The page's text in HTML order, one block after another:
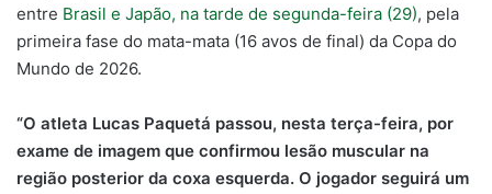
entre Brasil e Japão, na tarde de segunda-feira (29), pela
primeira fase do mata-mata (16 avos de final) da Copa do
Mundo de 2026.
“O atleta Lucas Paquetá passou, nesta terça-feira, por
exame de imagem que confirmou lesão muscular na
região posterior da coxa esquerda. O jogador seguirá um